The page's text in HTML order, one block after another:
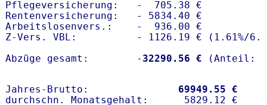
Pflegeversicherung:   -  705.38 €
Rentenversicherung:   - 5834.40 €
Arbeitslosenvers.:    -  936.00 €
Z-Vers. VBL:          - 1126.19 € ( 1.61%/
Abzüge gesamt:        - 32290.56 €
Jahres-Brutto: 69949.55 €